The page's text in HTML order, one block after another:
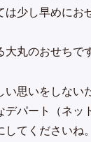
は少し早めにお
丸のおせちで
い思いをしない
デパート（ネッ
てくださいね。